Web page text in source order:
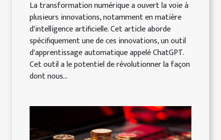
La transformation numérique a ouvert la voie à
plusieurs innovations, notamment en matière
d'intelligence artificielle. Cet article aborde
spécifiquement une de ces innovations, un outil
d'apprentissage automatique appelé ChatGPT.
Cet outil a le potentiel de révolutionner la façon
dont nous...